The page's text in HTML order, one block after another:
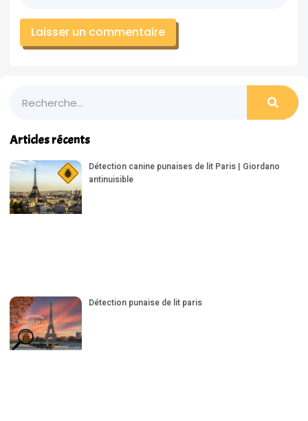
Articles récents
Détection canine punaises de lit Paris | Giordano
antinuisible
Détection punaise de lit paris